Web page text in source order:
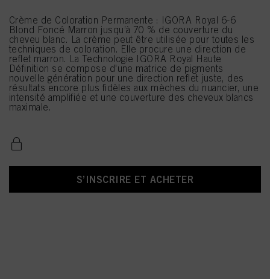
Crème de Coloration Permanente : IGORA Royal 6-6
Blond Foncé Marron jusqu’à 70 % de couverture du
cheveu blanc. La crème peut être utilisée pour toutes les
techniques de coloration. Elle procure une direction de
reflet marron. La Technologie IGORA Royal Haute
Définition se compose d'une matrice de pigments
nouvelle génération pour une direction reflet juste, des
résultats encore plus fidèles aux mèches du nuancier, une
intensité amplifiée et une couverture des cheveux blancs
maximale.
S’INSCRIRE ET ACHETER